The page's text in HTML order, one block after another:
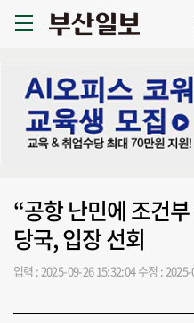
“공항 난민에 조건
당국, 입장 선회
입력 : 2025-09-26 15:32:04수정 :